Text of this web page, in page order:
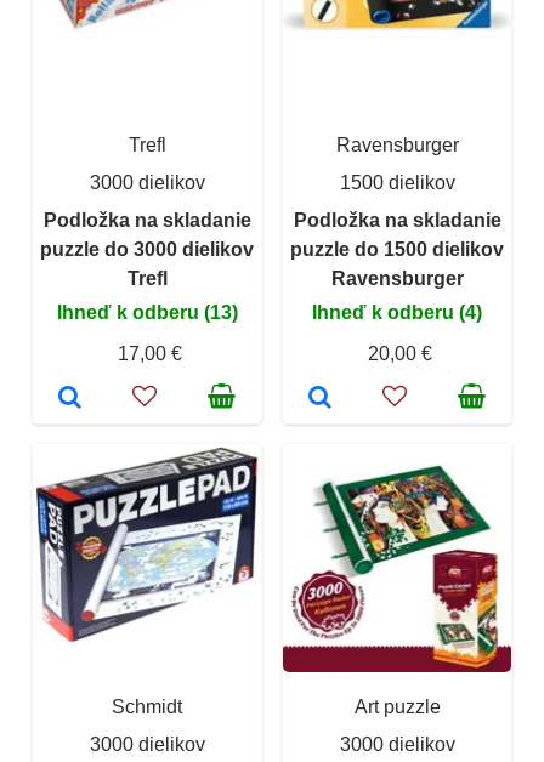
Trefl
3000 dielikov
Podložka na skladanie
puzzle do 3000 dielikov
Trefl
Ihneď k odberu (13)
17,00 €
Ravensburger
1500 dielikov
Podložka na skladanie
puzzle do 1500 dielikov
Ravensburger
Ihneď k odberu (4)
20,00 €
Schmidt
3000 dielikov
Art puzzle
3000 dielikov